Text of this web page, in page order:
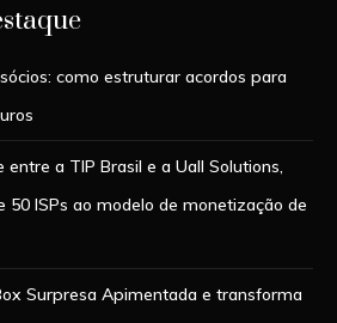
como estruturar acordos para
entre a TIP Brasil e a Uall Solutions,
50 ISPs ao modelo de monetização de
Surpresa Apimentada e transforma